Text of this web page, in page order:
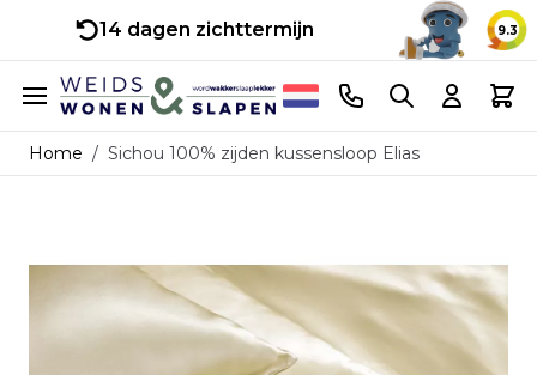
14 dagen zichttermijn 9.3
Ga naar de inhoud
Telefoonnummer
Search Cart
Home / Sichou 100% zijden kussensloop Elias